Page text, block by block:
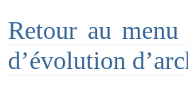
Retour au
d’évolution